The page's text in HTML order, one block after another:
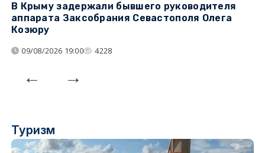
В Крыму задержали бывшего руководителя
аппарата Заксобрания Севастополя Олега
Козюру
09/08/2026 19:00 4228
Туризм